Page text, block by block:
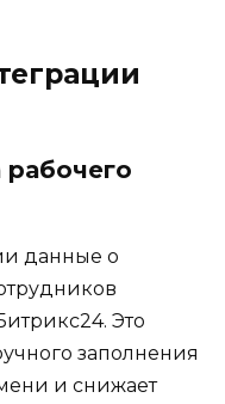
рабочего
данные о
Это
заполнения
и снижает